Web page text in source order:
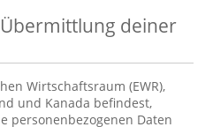
deiner
Wirtschaftsraum (EWR),
und Kanada befindest,
personenbezogenen Daten